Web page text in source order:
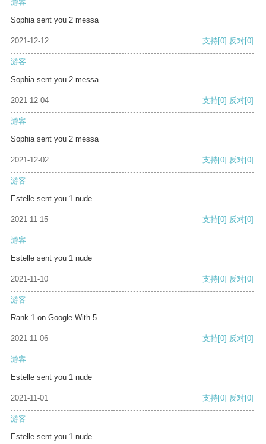
游客
Sophia sent you 2 messa
2021-12-12 支持[0] 反对[0]
游客
Sophia sent you 2 messa
2021-12-04 支持[0] 反对[0]
游客
Sophia sent you 2 messa
2021-12-02 支持[0] 反对[0]
游客
Estelle sent you 1 nude
2021-11-15 支持[0] 反对[0]
游客
Estelle sent you 1 nude
2021-11-10 支持[0] 反对[0]
游客
Rank 1 on Google With 5
2021-11-06 支持[0] 反对[0]
游客
Estelle sent you 1 nude
2021-11-01 支持[0] 反对[0]
游客
Estelle sent you 1 nude